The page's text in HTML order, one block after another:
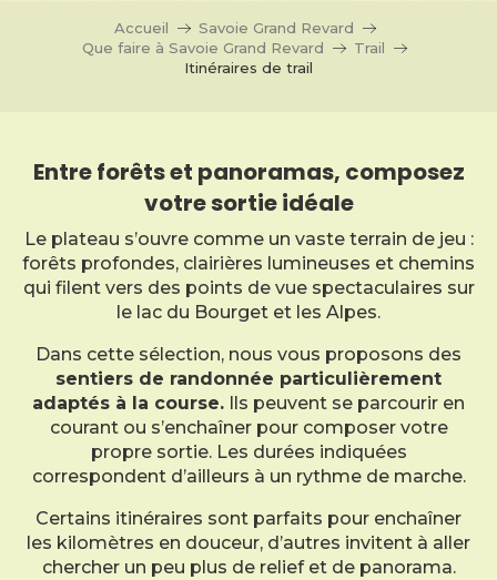
Accueil
Savoie Grand Revard
Que faire à Savoie Grand Revard
Trail
Itinéraires de trail
Entre forêts et panoramas, composez
votre sortie idéale
Le plateau s’ouvre comme un vaste terrain de jeu :
forêts profondes, clairières lumineuses et chemins
qui filent vers des points de vue spectaculaires sur
le lac du Bourget et les Alpes.
Dans cette sélection, nous vous proposons des
sentiers de randonnée particulièrement
adaptés à la course. Ils peuvent se parcourir en
courant ou s’enchaîner pour composer votre
propre sortie. Les durées indiquées
correspondent d’ailleurs à un rythme de marche.
Certains itinéraires sont parfaits pour enchaîner
les kilomètres en douceur, d’autres invitent à aller
chercher un peu plus de relief et de panorama.